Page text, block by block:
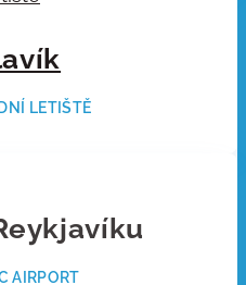
LETIŠTĚ
AIRPORT